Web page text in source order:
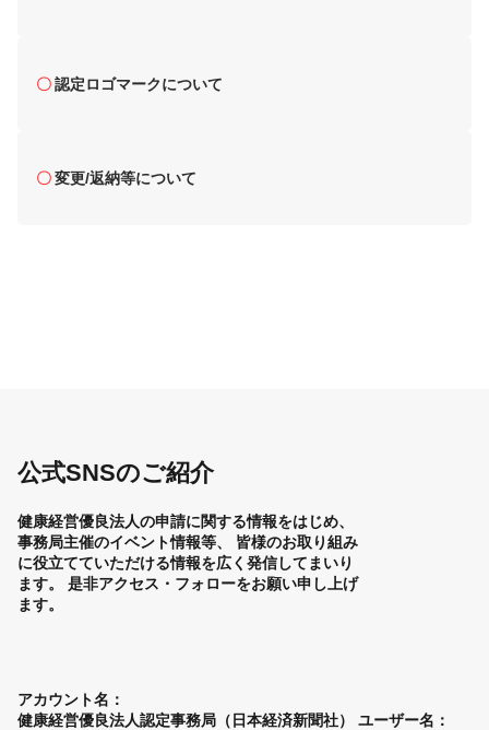
認定ロゴマークについて
変更/返納等について
公式SNSのご紹介
健康経営優良法人の申請に関する情報をはじめ、
事務局主催のイベント情報等、
皆様のお取り組み
に役立てていただける情報を広く発信してまいり
ます。
是非アクセス・フォローをお願い申し上げ
ます。
アカウント名：
健康経営優良法人認定事務局（日本経済新聞社）
ユーザー名：